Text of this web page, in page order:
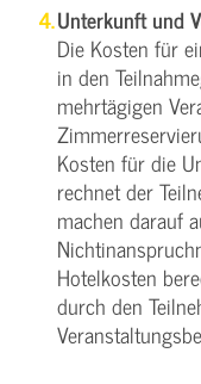
Unterkunft und
Die Kosten für
in den
mehrtägigen
Kosten für die
rechnet der
machen darauf
Hotelkosten
durch den